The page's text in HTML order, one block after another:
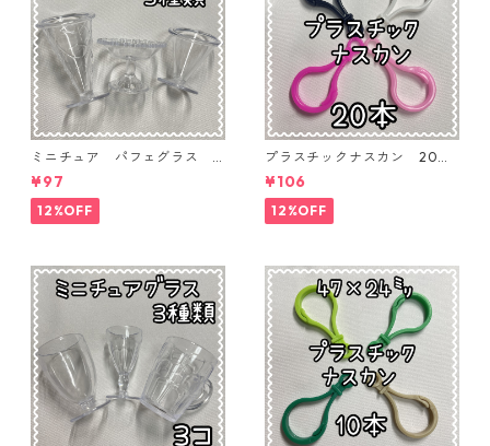
ミニチュア パフェグラス 3
個入り【MNT-GLS-3P-02】
¥97
12%OFF
プラスチックナスカン 20本
入り【PK-20】
¥106
12%OFF